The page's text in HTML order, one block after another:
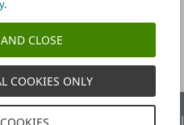
foorumi ESET Status Portal
.
CLOSE
COOKIES ONLY